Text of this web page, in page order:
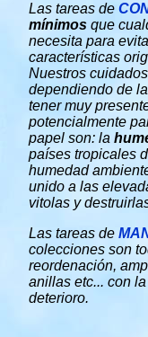
Las tareas de
mínimos que
necesita para
características
Nuestros
dependiendo de
tener muy
potencialmente
papel son: la
países tropicales
humedad
unido a las
vitolas y
Las tareas de
colecciones son
reordenación,
anillas etc... con
deterioro.